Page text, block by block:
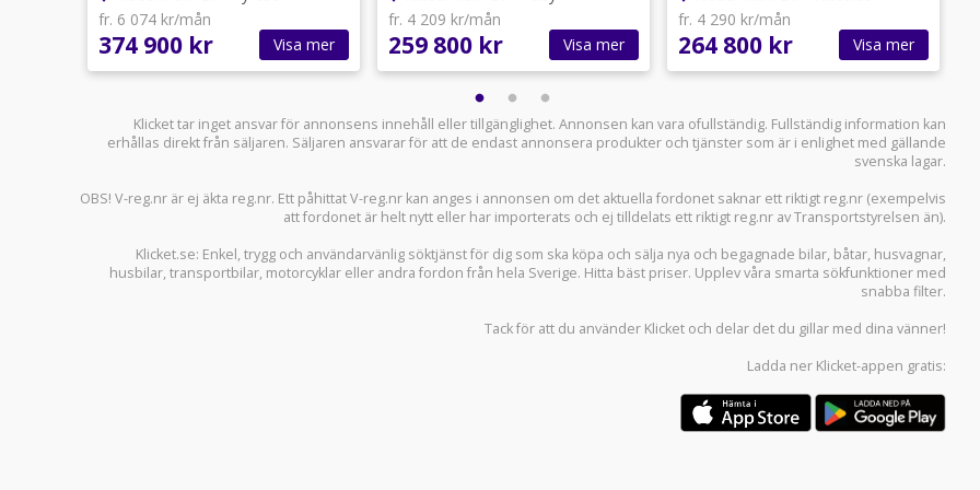
fr. 6 074 kr/mån
374 900 kr Visa mer
fr. 4 209 kr/mån
259 800 kr Visa mer
fr. 4 290 kr/mån
264 800 kr Visa mer
Klicket tar inget ansvar för annonsens innehåll eller tillgänglighet. Annonsen kan vara ofullständig. Fullständig information kan
erhållas direkt från säljaren. Säljaren ansvarar för att de endast annonsera produkter och tjänster som är i enlighet med gällande
svenska lagar.
OBS! V-reg.nr är ej äkta reg.nr. Ett påhittat V-reg.nr kan anges i annonsen om det aktuella fordonet saknar ett riktigt reg.nr (exempelvis
att fordonet är helt nytt eller har importerats och ej tilldelats ett riktigt reg.nr av Transportstyrelsen än).
Klicket.se: Enkel, trygg och användarvänlig söktjänst för dig som ska köpa och sälja nya och begagnade bilar, båtar, husvagnar,
husbilar,transportbilar, motorcyklar eller andra fordon från hela Sverige. Hitta bäst priser. Upplev våra smarta sökfunktioner med
snabba filter.
Tack för att du använder Klicket och delar det du gillar med dina vänner!
Ladda ner Klicket-appen gratis: